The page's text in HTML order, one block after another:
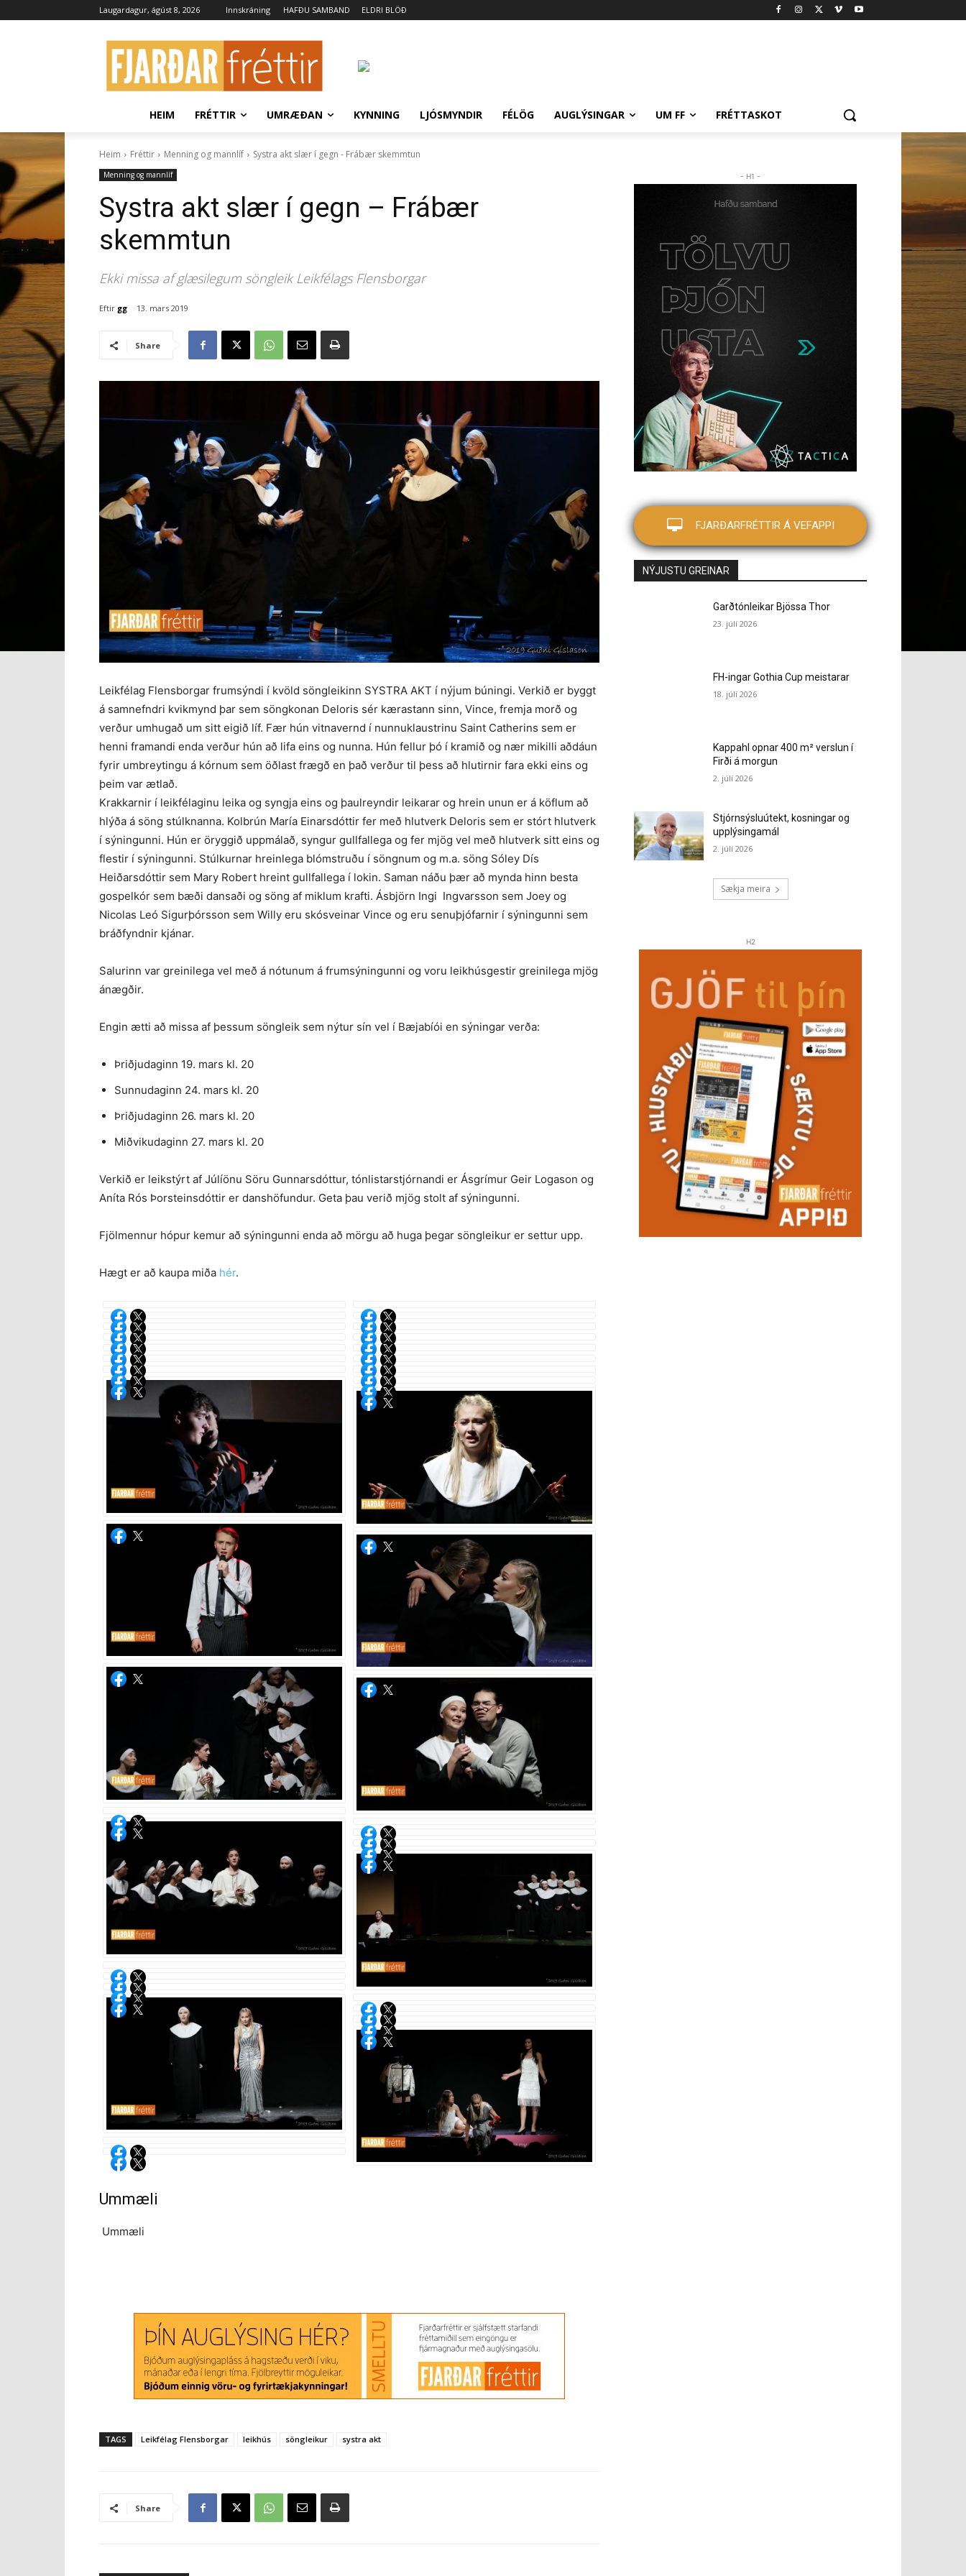
Laugardagur, ágúst 8, 2026 Innskráning HAFÐU SAMBAND ELDRI BLÖÐ
HEIM FRÉTTIR UMRÆÐAN KYNNING LJÓSMYNDIR FÉLÖG AUGLÝSINGAR UM FF FRÉTTASKOT
Heim Fréttir Menning og mannlíf Systra akt slær í gegn - Frábær skemmtun
Menning og mannlíf
Systra akt slær í gegn – Frábær
skemmtun
Ekki missa af glæsilegum söngleik Leikfélags Flensborgar
Eftir gg 13. mars 2019
Share
Leikfélag Flensborgar frumsýndi í kvöld söngleikinn SYSTRA AKT í nýjum búningi. Verkið er byggt
á samnefndri kvikmynd þar sem söngkonan Deloris sér kærastann sinn, Vince, fremja morð og
verður umhugað um sitt eigið líf. Fær hún vitnavernd í nunnuklaustrinu Saint Catherins sem er
henni framandi enda verður hún að lifa eins og nunna. Hún fellur þó í kramið og nær mikilli aðdáun
fyrir umbreytingu á kórnum sem öðlast frægð en það verður til þess að hlutirnir fara ekki eins og
þeim var ætlað.
Krakkarnir í leikfélaginu leika og syngja eins og þaulreyndir leikarar og hrein unun er á köflum að
hlýða á söng stúlknanna. Kolbrún María Einarsdóttir fer með hlutverk Deloris sem er stórt hlutverk
í sýningunni. Hún er öryggið uppmálað, syngur gullfallega og fer mjög vel með hlutverk sitt eins og
flestir í sýningunni. Stúlkurnar hreinlega blómstruðu í söngnum og m.a. söng Sóley Dís
Heiðarsdóttir sem Mary Robert hreint gullfallega í lokin. Saman náðu þær að mynda hinn besta
gospelkór sem bæði dansaði og söng af miklum krafti. Ásbjörn Ingi Ingvarsson sem Joey og
Nicolas Leó Sigurþórsson sem Willy eru skósveinar Vince og eru senuþjófarnir í sýningunni sem
bráðfyndnir kjánar.
Salurinn var greinilega vel með á nótunum á frumsýningunni og voru leikhúsgestir greinilega mjög
ánægðir.
Engin ætti að missa af þessum söngleik sem nýtur sín vel í Bæjabíói en sýningar verða:
Þriðjudaginn 19. mars kl. 20
Sunnudaginn 24. mars kl. 20
Þriðjudaginn 26. mars kl. 20
Miðvikudaginn 27. mars kl. 20
Verkið er leikstýrt af Júlíönu Söru Gunnarsdóttur, tónlistarstjórnandi er Ásgrímur Geir Logason og
Aníta Rós Þorsteinsdóttir er danshöfundur. Geta þau verið mjög stolt af sýningunni.
Fjölmennur hópur kemur að sýningunni enda að mörgu að huga þegar söngleikur er settur upp.
Hægt er að kaupa miða hér.
Ummæli
Ummæli
Leikfélag Flensborgar leikhús söngleikur systra akt
Tengdar greinar
- H1 -
FJARÐARFRÉTTIR Á VEFAPPI
NÝJUSTU GREINAR
Garðtónleikar Bjössa Thor
23. júlí 2026
FH-ingar Gothia Cup meistarar
18. júlí 2026
Kappahl opnar 400 m² verslun í
Firði á morgun
2. júlí 2026
Stjórnsýsluútekt, kosningar og
upplýsingamál
2. júlí 2026
Sækja meira
H2